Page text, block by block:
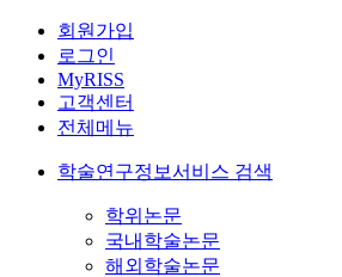
회원가입
로그인
MyRISS
고객센터
전체메뉴
학술연구정보서비스 검색
학위논문
국내학술논문
해외학술논문